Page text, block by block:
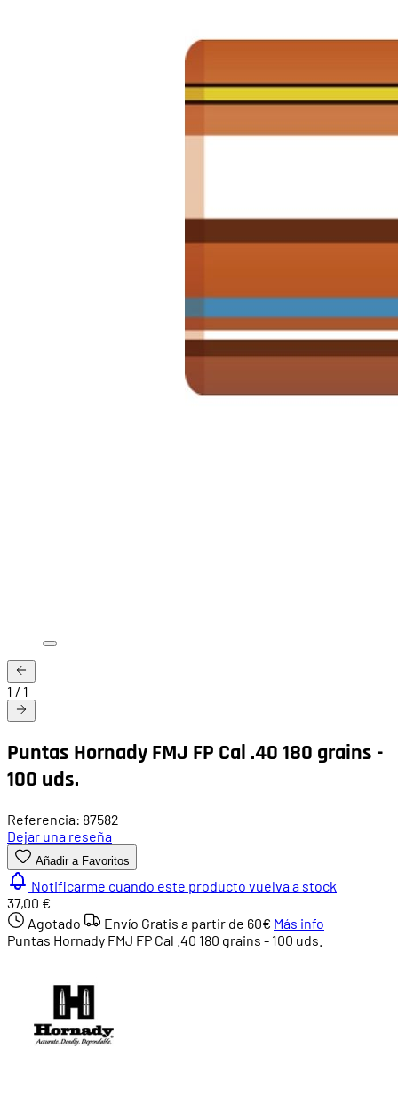
1 / 1
Puntas Hornady FMJ FP Cal .40 180 grains -
100 uds.
Referencia: 87582
Dejar una reseña
Añadir a Favoritos
Notificarme cuando este producto vuelva a stock
37,00 €
Agotado
Envío Gratis a partir de 60€ Más info
Puntas Hornady FMJ FP Cal .40 180 grains - 100 uds.